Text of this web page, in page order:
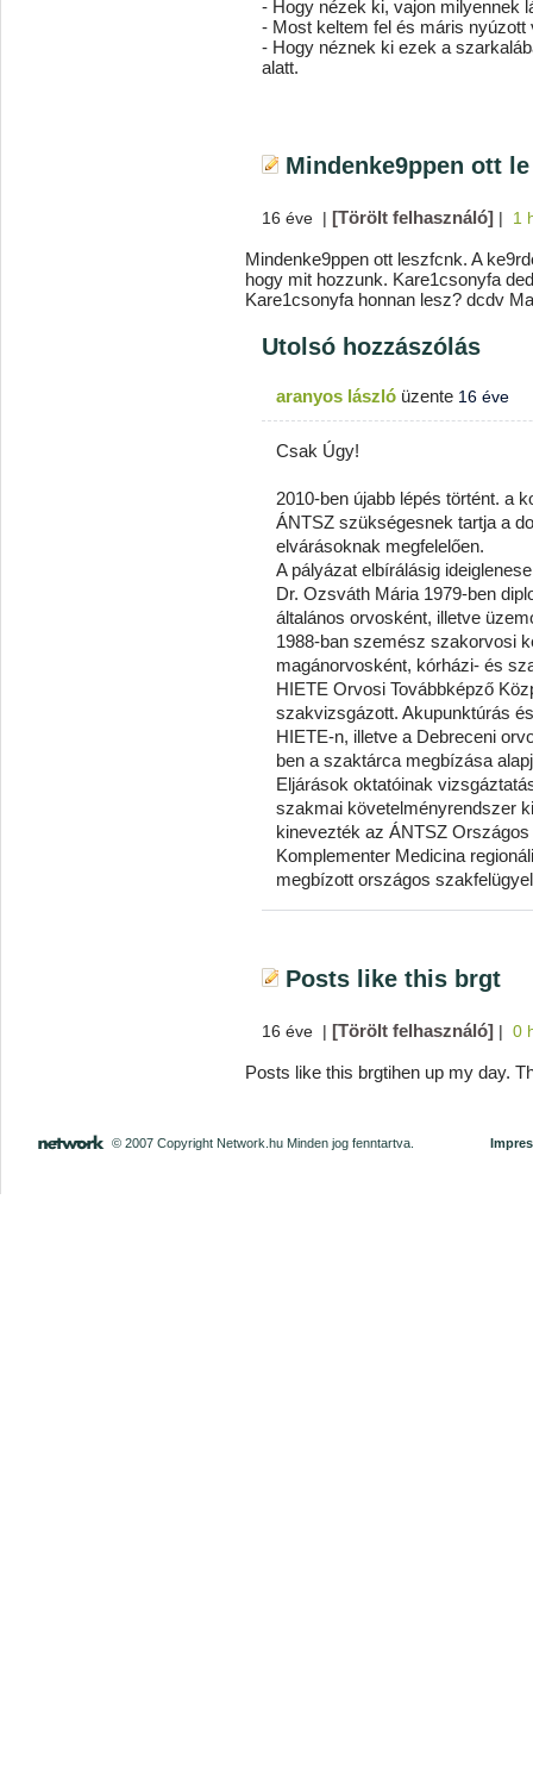
- Hogy nézek ki, vajon milyennek
- Most keltem fel és máris nyúzott
- Hogy néznek ki ezek a
alatt.
Mindenke9ppen ott le
16 éve | [Törölt felhasználó] | 1
Mindenke9ppen ott leszfcnk. A
hogy mit hozzunk. Kare1csonyfa
Kare1csonyfa honnan lesz? dcdv
Utolsó hozzászólás
aranyos lászló üzente 16 éve
Csak Úgy!
2010-ben újabb lépés történt. a
ÁNTSZ szükségesnek tartja a
elvárásoknak megfelelően.
A pályázat elbírálásig
Dr. Ozsváth Mária 1979-ben
általános orvosként, illetve
1988-ban szemész szakorvosi
magánorvosként, kórházi- és
HIETE Orvosi Továbbképző
szakvizsgázott. Akupunktúrás
HIETE-n, illetve a Debreceni
ben a szaktárca megbízása
Eljárások oktatóinak
szakmai követelményrendszer
kinevezték az ÁNTSZ
Komplementer Medicina
megbízott országos
Posts like this brgt
16 éve | [Törölt felhasználó] | 0
Posts like this brgtihen up my day.
© 2007 Copyright Network.hu Minden jog fenntartva.